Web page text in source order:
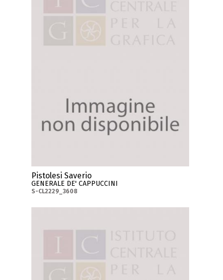
Pistolesi Saverio
GENERALE DE' CAPPUCCINI
S-CL2229_3608